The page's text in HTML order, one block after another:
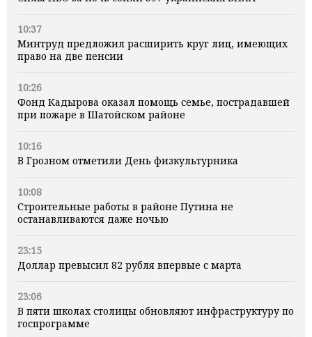
10:37
Минтруд предложил расширить круг лиц, имеющих
право на две пенсии
10:26
Фонд Кадырова оказал помощь семье, пострадавшей
при пожаре в Шатойском районе
10:16
В Грозном отметили День физкультурника
10:08
Строительные работы в районе Путина не
останавливаются даже ночью
23:15
Доллар превысил 82 рубля впервые с марта
23:06
В пяти школах столицы обновляют инфраструктуру по
госпрограмме